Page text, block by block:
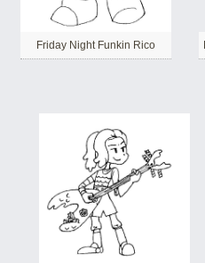
Friday Night Funkin Rico